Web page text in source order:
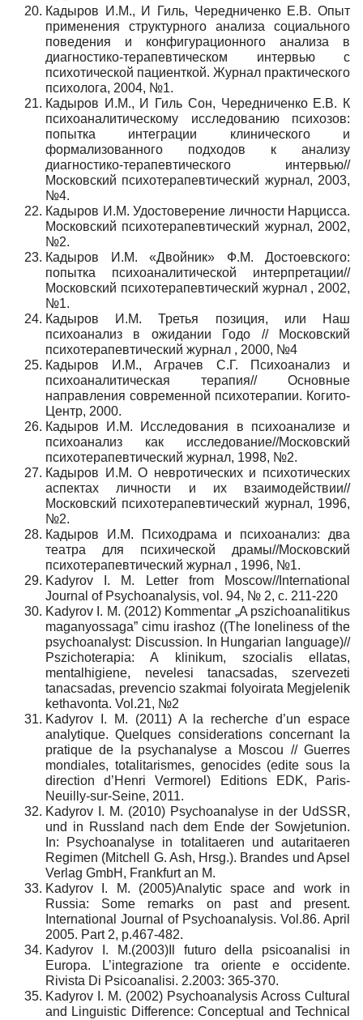
Кадыров И.М., И Гиль, Чередниченко Е.В. Опыт
применения структурного анализа социального
поведения и конфигурационного анализа в
диагностико-терапевтическом интервью с
психотической пациенткой. Журнал практического
психолога, 2004, №1.
Кадыров И.М., И Гиль Сон, Чередниченко Е.В. К
психоаналитическому исследованию психозов:
попытка интеграции клинического и
формализованного подходов к анализу
диагностико-терапевтического интервью//
Московский психотерапевтический журнал, 2003,
№4.
Кадыров И.М. Удостоверение личности Нарцисса.
Московский психотерапевтический журнал, 2002,
№2.
Кадыров И.М. «Двойник» Ф.М. Достоевского:
попытка психоаналитической интерпретации//
Московский психотерапевтический журнал , 2002,
№1.
Кадыров И.М. Третья позиция, или Наш
психоанализ в ожидании Годо // Московский
психотерапевтический журнал , 2000, №4
Кадыров И.М., Аграчев С.Г. Психоанализ и
психоаналитическая терапия// Основные
направления современной психотерапии. Когито-
Центр, 2000.
Кадыров И.М. Исследования в психоанализе и
психоанализ как исследование//Московский
психотерапевтический журнал, 1998, №2.
Кадыров И.М. О невротических и психотических
аспектах личности и их взаимодействии//
Московский психотерапевтический журнал, 1996,
№2.
Кадыров И.М. Психодрама и психоанализ: два
театра для психической драмы//Московский
психотерапевтический журнал , 1996, №1.
Kadyrov I. M. Letter from Moscow//International
Journal of Psychoanalysis, vol. 94, № 2, с. 211-220
Kadyrov I. M. (2012) Kommentar „A pszichoanalitikus
maganyossaga” cimu irashoz ((The loneliness of the
psychoanalyst: Discussion. In Hungarian language)//
Pszichoterapia: A klinikum, szocialis ellatas,
mentalhigiene, nevelesi tanacsadas, szervezeti
tanacsadas, prevencio szakmai folyoirata Megjelenik
kethavonta. Vol.21, №2
Kadyrov I. M. (2011) A la recherche d’un espace
analytique. Quelques considerations concernant la
pratique de la psychanalyse a Moscou // Guerres
mondiales, totalitarismes, genocides (edite sous la
direction d’Henri Vermorel) Editions EDK, Paris-
Neuilly-sur-Seine, 2011.
Kadyrov I. M. (2010) Psychoanalyse in der UdSSR,
und in Russland nach dem Ende der Sowjetunion.
In: Psychoanalyse in totalitaeren und autaritaeren
Regimen (Mitchell G. Ash, Hrsg.). Brandes und Apsel
Verlag GmbH, Frankfurt an M.
Kadyrov I. M. (2005)Analytic space and work in
Russia: Some remarks on past and present.
International Journal of Psychoanalysis. Vol.86. April
2005. Part 2, p.467-482.
Kadyrov I. M.(2003)Il futuro della psicoanalisi in
Europa. L’integrazione tra oriente e occidente.
Rivista Di Psicoanalisi. 2.2003: 365-370.
Kadyrov I. M. (2002) Psychoanalysis Across Cultural
and Linguistic Difference: Conceptual and Technical